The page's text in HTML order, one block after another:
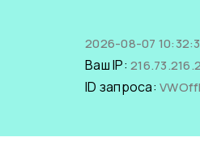
2026-08-07
Ваш IP:
ID запроса: